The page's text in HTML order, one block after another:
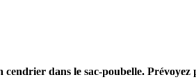
cendrier dans le sac-poubelle.